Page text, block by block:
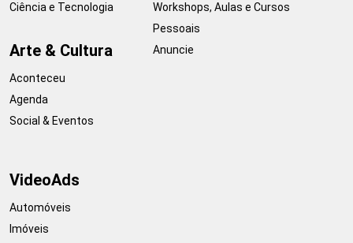
Ciência e Tecnologia
Arte & Cultura
Aconteceu
Agenda
Social & Eventos
Workshops, Aulas e Cursos
Pessoais
Anuncie
VideoAds
Automóveis
Imóveis